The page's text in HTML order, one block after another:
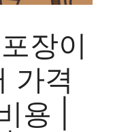
장이
가격
용 |